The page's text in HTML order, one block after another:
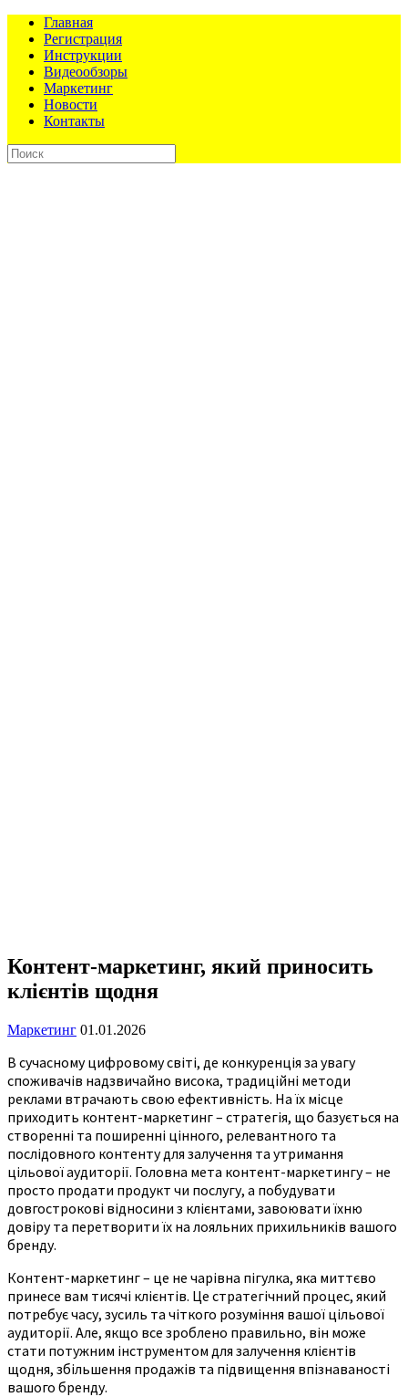
Главная
Регистрация
Инструкции
Видеообзоры
Маркетинг
Новости
Контакты
Контент-маркетинг, який приносить
клієнтів щодня
Маркетинг 01.01.2026
В сучасному цифровому світі, де конкуренція за увагу
споживачів надзвичайно висока, традиційні методи
реклами втрачають свою ефективність. На їх місце
приходить контент-маркетинг – стратегія, що базується на
створенні та поширенні цінного, релевантного та
послідовного контенту для залучення та утримання
цільової аудиторії. Головна мета контент-маркетингу – не
просто продати продукт чи послугу, а побудувати
довгострокові відносини з клієнтами, завоювати їхню
довіру та перетворити їх на лояльних прихильників вашого
бренду.
Контент-маркетинг – це не чарівна пігулка, яка миттєво
принесе вам тисячі клієнтів. Це стратегічний процес, який
потребує часу, зусиль та чіткого розуміння вашої цільової
аудиторії. Але, якщо все зроблено правильно, він може
стати потужним інструментом для залучення клієнтів
щодня, збільшення продажів та підвищення впізнаваності
вашого бренду.